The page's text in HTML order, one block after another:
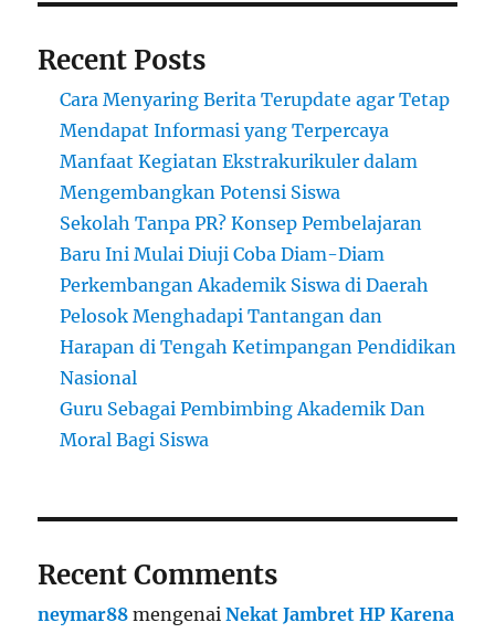
Recent Posts
Cara Menyaring Berita Terupdate agar Tetap
Mendapat Informasi yang Terpercaya
Manfaat Kegiatan Ekstrakurikuler dalam
Mengembangkan Potensi Siswa
Sekolah Tanpa PR? Konsep Pembelajaran
Baru Ini Mulai Diuji Coba Diam-Diam
Perkembangan Akademik Siswa di Daerah
Pelosok Menghadapi Tantangan dan
Harapan di Tengah Ketimpangan Pendidikan
Nasional
Guru Sebagai Pembimbing Akademik Dan
Moral Bagi Siswa
Recent Comments
neymar88 mengenaiNekat Jambret HP Karena